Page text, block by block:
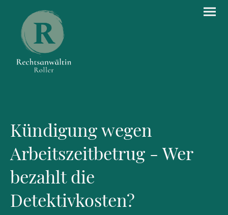
Kündigung wegen
Arbeitszeitbetrug - Wer
bezahlt die
Detektivkosten?